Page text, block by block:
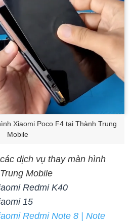
Xiaomi Poco F4 tại Thành Trung
Mobile
dịch vụ thay màn hình
Mobile
Redmi K40
15
Redmi Note 8 | Note